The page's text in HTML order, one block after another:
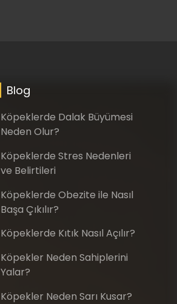
Blog
Köpeklerde Dalak Büyümesi
Neden Olur?
Köpeklerde Stres Nedenleri
ve Belirtileri
Köpeklerde Obezite ile Nasıl
Başa Çıkılır?
Köpeklerde Kıtık Nasıl Açılır?
Köpekler Neden Sahiplerini
Yalar?
Köpekler Neden Sarı Kusar?